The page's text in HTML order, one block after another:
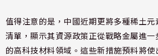
值得注意的是，中國近期更將多種稀土
清單，顯示其資源政策正從戰略金屬進
的高科技材料領域。這些新措施預料將